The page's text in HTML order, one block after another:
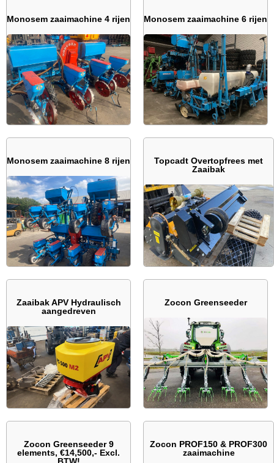
Monosem zaaimachine 4 rijen Monosem zaaimachine 6 rijen
Monosem zaaimachine 8 rijen
Topcadt Overtopfrees met
Zaaibak
Zaaibak APV Hydraulisch
aangedreven
Zocon Greenseeder
Zocon Greenseeder 9
elements, €14,500,- Excl.
BTW!
Zocon PROF150 & PROF300
zaaimachine